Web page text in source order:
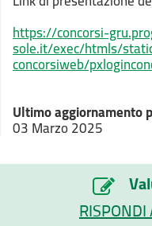
https://concorsi-
sole.it/exec/htmls/
concorsiweb/
Ultimo aggiornamento
03 Marzo 2025